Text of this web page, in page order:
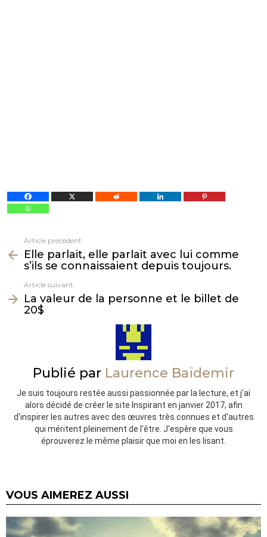
plus
Article précédent
Elle parlait, elle parlait avec lui comme
s’ils se connaissaient depuis toujours.
Article suivant
La valeur de la personne et le billet de
20$
Publié par Laurence Baïdemir
Je suis toujours restée aussi passionnée par la lecture, et j'ai
alors décidé de créer le site Inspirant en janvier 2017, afin
d'inspirer les autres avec des œuvres très connues et d'autres
qui méritent pleinement de l'être. J'espère que vous
éprouverez le même plaisir que moi en les lisant.
VOUS AIMEREZ AUSSI